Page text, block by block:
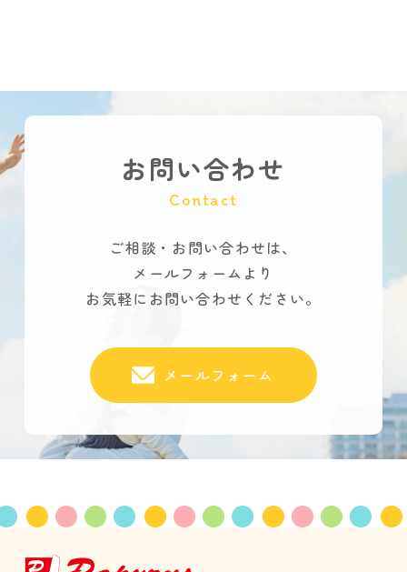
お問い合わせ
Contact
ご相談・お問い合わせは、
メールフォームより
お気軽にお問い合わせください。
メールフォーム